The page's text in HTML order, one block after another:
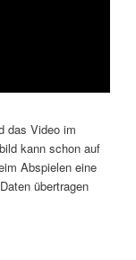
das Video im
kann schon auf
Abspielen eine
übertragen